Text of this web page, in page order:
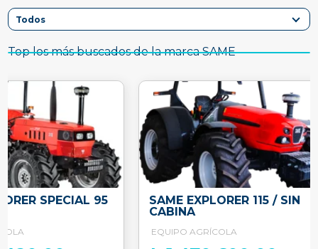
Top los más buscados de la marca SAME
SPECIAL 95
SAME EXPLORER 115 / SIN
CABINA
EQUIPO AGRÍCOLA